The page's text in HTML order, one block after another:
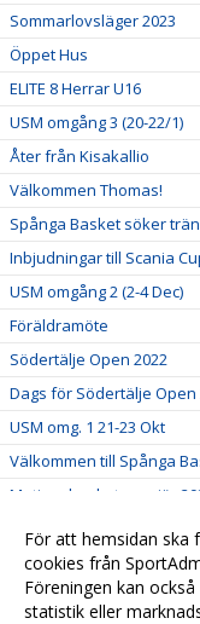
Sommarlovsläger 2023
Öppet Hus
ELITE 8 Herrar U16
USM omgång 3 (20-22/1)
Åter från Kisakallio
Välkommen Thomas!
Spånga Basket söker
Inbjudningar till Scania
USM omgång 2 (2-4 Dec)
Föräldramöte
Södertälje Open 2022
Dags för Södertälje Open
USM omg. 1 21-23 Okt
Välkommen till Spånga
Motionsbasketpremiär
Börja spela eller coacha
Välkommen till er nya
För att hemsidan ska
cookies från
Föreningen kan
statistik eller